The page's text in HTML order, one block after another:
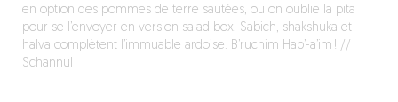
en option des pommes de terre sautées, ou on oublie la pita
pour se l’envoyer en version salad box. Sabich, shakshuka et
halva complètent l’immuable ardoise. B’ruchim Hab’-a’im ! //
Schannul